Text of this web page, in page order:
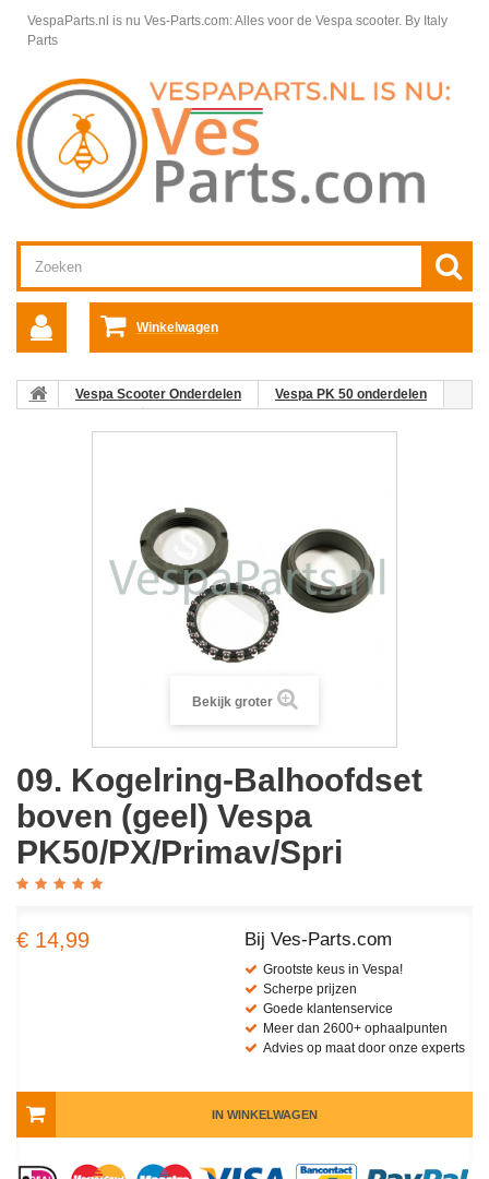
VespaParts.nl is nu Ves-Parts.com: Alles voor de Vespa scooter. By Italy
Parts
Winkelwagen
Vespa Scooter Onderdelen
Vespa PK 50 onderdelen
Bekijk groter
09. Kogelring-Balhoofdset
boven (geel) Vespa
PK50/PX/Primav/Spri
€ 14,99 Bij Ves-Parts.com
Grootste keus in Vespa!
Scherpe prijzen
Goede klantenservice
Meer dan 2600+ ophaalpunten
Advies op maat door onze experts
IN WINKELWAGEN